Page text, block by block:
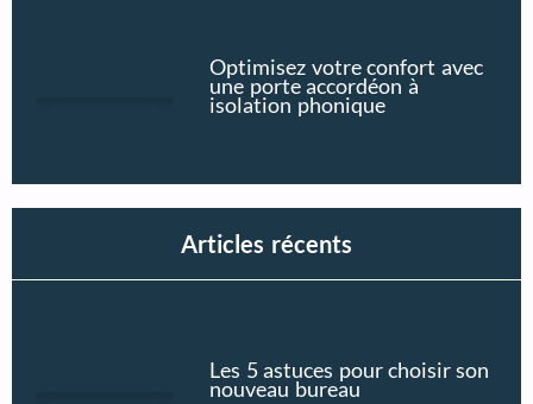
Optimisez votre confort avec
une porte accordéon à
isolation phonique
Articles récents
Les 5 astuces pour choisir son
nouveau bureau